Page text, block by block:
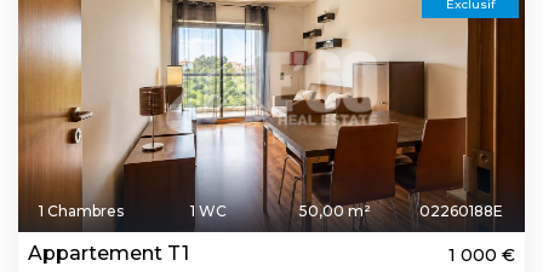
Exclusif
1 Chambres 1 WC 50,00 m² 02260188E
Appartement T1 1 000 €